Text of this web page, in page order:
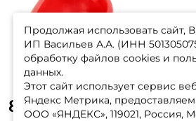
85 ₽110 ₽ -25%
Продолжая использовать сайт,
ИП Васильев А.А. (ИНН
обработку файлов cookies и
данных.
Этот сайт использует сервис
Яндекс Метрика,
ООО «ЯНДЕКС», 119021, Россия,
ФИО: *
Email: *